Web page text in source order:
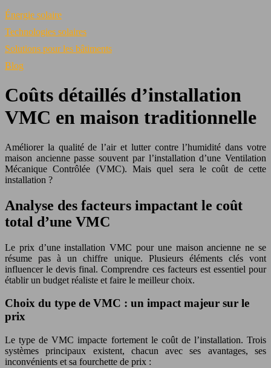
Énergie solaire
Technologies solaires
Solutions pour les bâtiments
Blog
Coûts détaillés d’installation
VMC en maison traditionnelle
Améliorer la qualité de l’air et lutter contre l’humidité dans votre
maison ancienne passe souvent par l’installation d’une Ventilation
Mécanique Contrôlée (VMC). Mais quel sera le coût de cette
installation ?
Analyse des facteurs impactant le coût
total d’une VMC
Le prix d’une installation VMC pour une maison ancienne ne se
résume pas à un chiffre unique. Plusieurs éléments clés vont
influencer le devis final. Comprendre ces facteurs est essentiel pour
établir un budget réaliste et faire le meilleur choix.
Choix du type de VMC : un impact majeur sur le
prix
Le type de VMC impacte fortement le coût de l’installation. Trois
systèmes principaux existent, chacun avec ses avantages, ses
inconvénients et sa fourchette de prix :